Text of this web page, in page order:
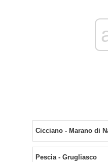
Cicciano - Marano di
Pescia - Grugliasco